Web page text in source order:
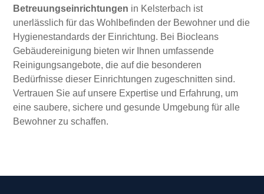
Betreuungseinrichtungen in Kelsterbach ist
unerlässlich für das Wohlbefinden der Bewohner und die
Hygienestandards der Einrichtung. Bei Biocleans
Gebäudereinigung bieten wir Ihnen umfassende
Reinigungsangebote, die auf die besonderen
Bedürfnisse dieser Einrichtungen zugeschnitten sind.
Vertrauen Sie auf unsere Expertise und Erfahrung, um
eine saubere, sichere und gesunde Umgebung für alle
Bewohner zu schaffen.